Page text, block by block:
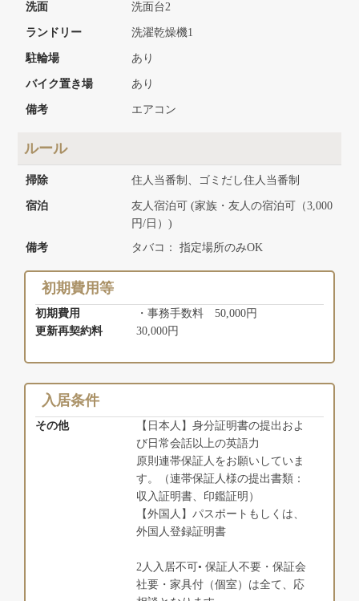
洗面 洗面台2
ランドリー 洗濯乾燥機1
駐輪場 あり
バイク置き場 あり
備考 エアコン
ルール
掃除 住人当番制、ゴミだし住人当番制
宿泊
友人宿泊可 (家族・友人の宿泊可（3,000
円/日）)
備考
タバコ： 指定場所のみOK
初期費用等
初期費用
・事務手数料 50,000円
更新再契約料
30,000円
入居条件
その他
【日本人】身分証明書の提出およ
び日常会話以上の英語力
原則連帯保証人をお願いしていま
す。（連帯保証人様の提出書類：
収入証明書、印鑑証明）
【外国人】パスポートもしくは、
外国人登録証明書
2人入居不可• 保証人不要・保証会
社要・家具付（個室）は全て、応